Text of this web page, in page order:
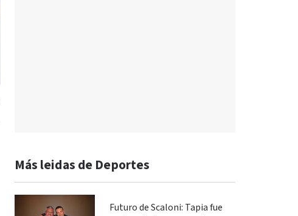
Más leidas de Deportes
Futuro de Scaloni: Tapia fue